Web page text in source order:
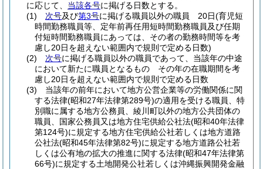
に応じて、 当該各号に掲げる日数とする。
(1)
次号及び第3号に掲げる職員以外の職員 20日(育児短
時間勤務職員等、定年前再任用短時間勤務職員及び任期
付短時間勤務職員にあっては、その者の勤務時間等を考
慮し20日を超えない範囲内で規則で定める日数)
(2)
次号に掲げる職員以外の職員であって、当該年の中途
において新たに職員となるもの その年の在職期間を考
慮し20日を超えない範囲内で規則で定める日数
(3)
当該年の前年において地方公営企業等の労働関係に関
する法律(昭和27年法律第289号)の適用を受ける職員、特
別職に属する地方公務員、綾川町以外の地方公共団体の
職員、国家公務員又は地方住宅供給公社法(昭和40年法律
第124号)に規定する地方住宅供給公社若しくは地方道路
公社法(昭和45年法律第82号)に規定する地方道路公社若
しくは公有地の拡大の推進に関する法律(昭和47年法律第
66号)に規定する土地開発公社若しくは沖縄振興開発金融